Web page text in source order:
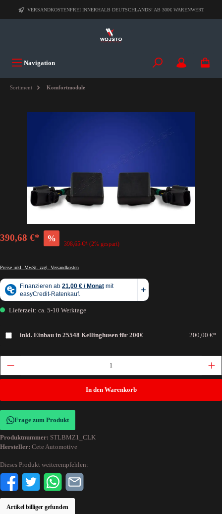
VERSANDKOSTENFREI INNERHALB DEUTSCHLANDS! AB 300€ WARENWERT
Navigation
Sortiment Komfortmodule
390,68 €* %
398,65 €* (2% gespart)
Preise inkl. MwSt. zzgl. Versandkosten
Lieferzeit: ca. 5-10 Werktage
inkl. Einbau in 25548 Kellinghusen für 200€ 200,00 €*
In den Warenkorb
Frage zum Produkt
Produktnummer: STLBMZ1_CLK
Hersteller: Cete Automotive
Dieses Produkt weiterempfehlen:
Artikel billiger gefunden